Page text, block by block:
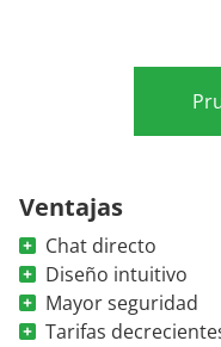
Ventajas
Chat directo
Diseño intuitivo
Mayor seguridad
Tarifas